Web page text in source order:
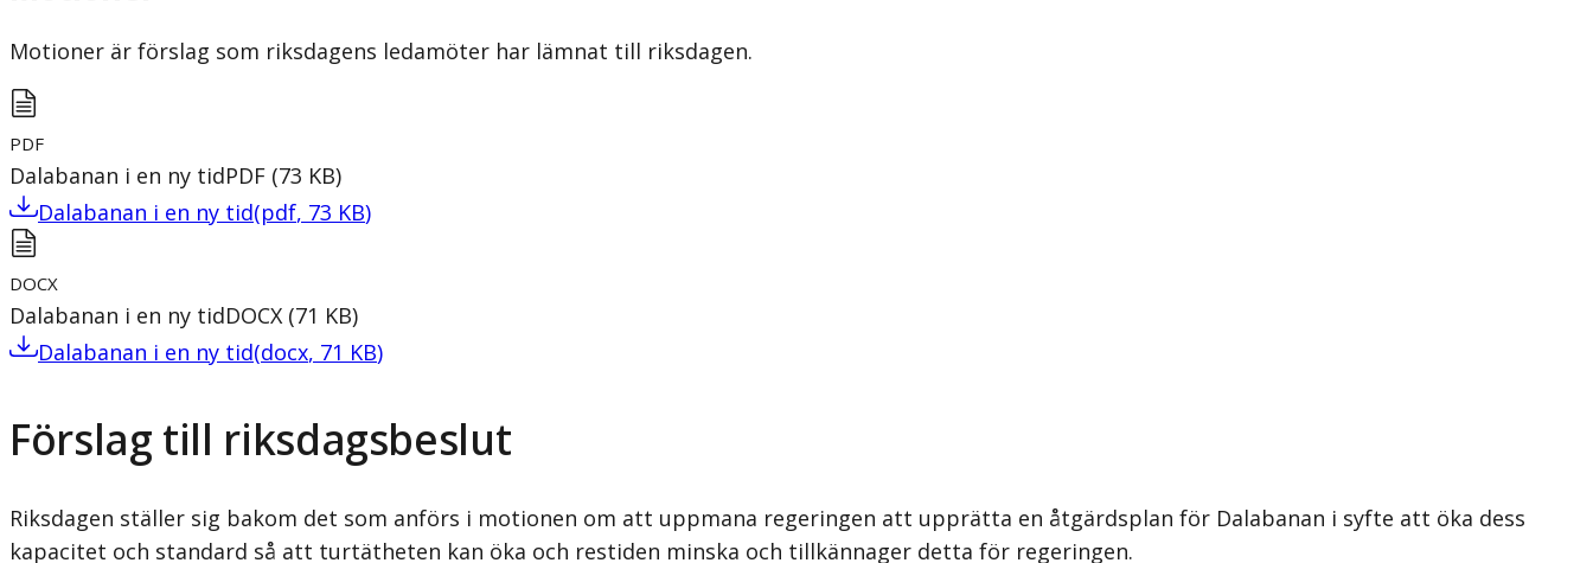
Motioner är förslag som riksdagens ledamöter har lämnat till riksdagen.
PDF
Dalabanan i en ny tidPDF (73 KB)
Dalabanan i en ny tid(pdf, 73 KB)
DOCX
Dalabanan i en ny tidDOCX (71 KB)
Dalabanan i en ny tid(docx, 71 KB)
Förslag till riksdagsbeslut
Riksdagen ställer sig bakom det som anförs i motionen om att uppmana regeringen att upprätta en åtgärdsplan för Dalabanan i syfte att öka dess
kapacitet och standard så att turtätheten kan öka och restiden minska och tillkännager detta för regeringen.